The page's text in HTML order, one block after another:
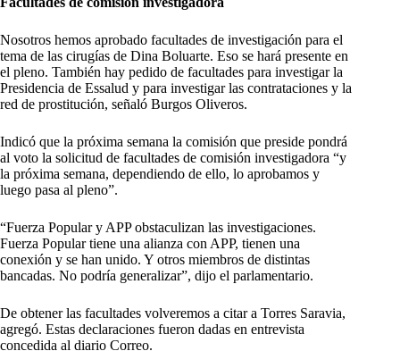
Nosotros hemos aprobado facultades de investigación para el
tema de las cirugías de Dina Boluarte. Eso se hará presente en
el pleno. También hay pedido de facultades para investigar la
Presidencia de Essalud y para investigar las contrataciones y la
red de prostitución, señaló Burgos Oliveros.
Indicó que la próxima semana la comisión que preside pondrá
al voto la solicitud de facultades de comisión investigadora “y
la próxima semana, dependiendo de ello, lo aprobamos y
luego pasa al pleno”.
“Fuerza Popular y APP obstaculizan las investigaciones.
Fuerza Popular tiene una alianza con APP, tienen una
conexión y se han unido. Y otros miembros de distintas
bancadas. No podría generalizar”, dijo el parlamentario.
De obtener las facultades volveremos a citar a Torres Saravia,
agregó. Estas declaraciones fueron dadas en entrevista
concedida al diario Correo.